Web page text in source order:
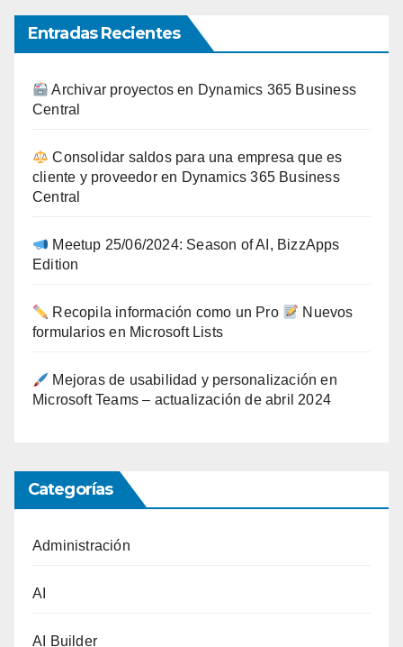
Entradas Recientes
Archivar proyectos en Dynamics 365 Business
Central
Consolidar saldos para una empresa que es
cliente y proveedor en Dynamics 365 Business
Central
Meetup 25/06/2024: Season of AI, BizzApps
Edition
Recopila información como un Pro
Nuevos
formularios en Microsoft Lists
Mejoras de usabilidad y personalización en
Microsoft Teams – actualización de abril 2024
Categorías
Administración
AI
AI Builder